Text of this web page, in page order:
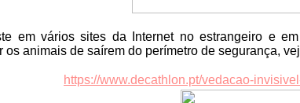
em vários sites da Internet no estrangeiro e
animais de saírem do perímetro de segurança,
https://www.decathlon.pt/vedacao-